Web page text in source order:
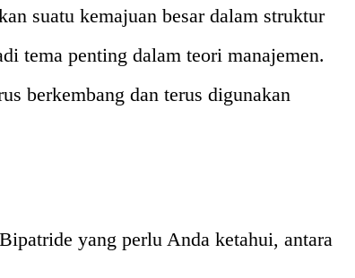
suatu kemajuan besar dalam struktur
tema penting dalam teori manajemen.
berkembang dan terus digunakan
yang perlu Anda ketahui, antara